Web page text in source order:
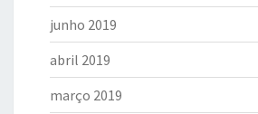
junho 2019
abril 2019
março 2019